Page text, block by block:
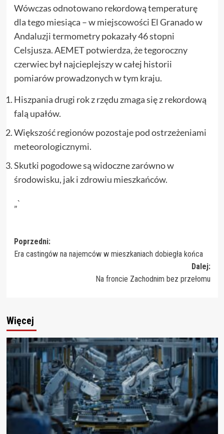
Wówczas odnotowano rekordową temperaturę
dla tego miesiąca – w miejscowości El Granado w
Andaluzji termometry pokazały 46 stopni
Celsjusza. AEMET potwierdza, że tegoroczny
czerwiec był najcieplejszy w całej historii
pomiarów prowadzonych w tym kraju.
Hiszpania drugi rok z rzędu zmaga się z rekordową
falą upałów.
Większość regionów pozostaje pod ostrzeżeniami
meteorologicznymi.
Skutki pogodowe są widoczne zarówno w
środowisku, jak i zdrowiu mieszkańców.
„`
Zobacz
wpisy
Poprzedni:
Era castingów na najemców w mieszkaniach dobiegła końca
Dalej:
Na froncie Zachodnim bez przełomu
Więcej